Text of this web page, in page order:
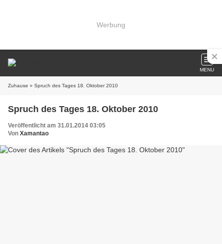
Werbung
MENU
Zuhause » Spruch des Tages 18. Oktober 2010
Spruch des Tages 18. Oktober 2010
Veröffentlicht am 31.01.2014 03:05
Von Xamantao